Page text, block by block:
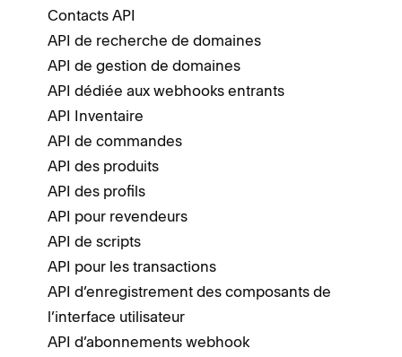
Contacts API
API de recherche de domaines
API de gestion de domaines
API dédiée aux webhooks entrants
API Inventaire
API de commandes
API des produits
API des profils
API pour revendeurs
API de scripts
API pour les transactions
API d’enregistrement des composants de
l’interface utilisateur
API d’abonnements webhook